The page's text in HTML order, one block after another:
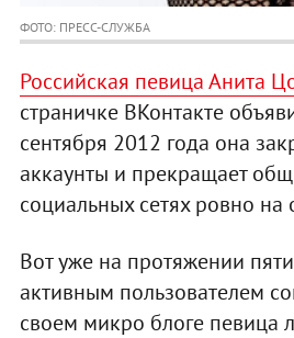
ФОТО: ПРЕСС-СЛУЖБА
Российская певица Анита
страничке ВКонтакте
сентября 2012 года она
аккаунты и прекращает
социальных сетях ровно на
Вот уже на протяжении
активным пользователем
своем микро блоге певица